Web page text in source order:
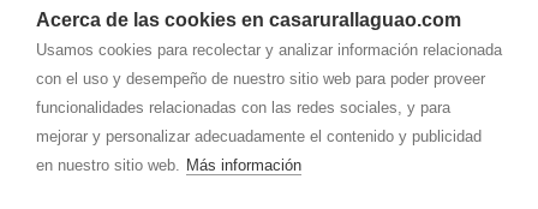
Acerca de las cookies en casarurallaguao.com
Usamos cookies para recolectar y analizar información relacionada
con el uso y desempeño de nuestro sitio web para poder proveer
funcionalidades relacionadas con las redes sociales, y para
mejorar y personalizar adecuadamente el contenido y publicidad
en nuestro sitio web. Más información
669.998.599 948.520.203
casalaguao@gmail.com
C/ San Roque, 14
31178-